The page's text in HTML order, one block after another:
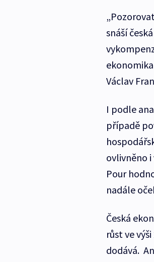
snáší
Václav
I podle
případě
ovlivněno i
Pour
nadále
Česká
růst ve
dodává.